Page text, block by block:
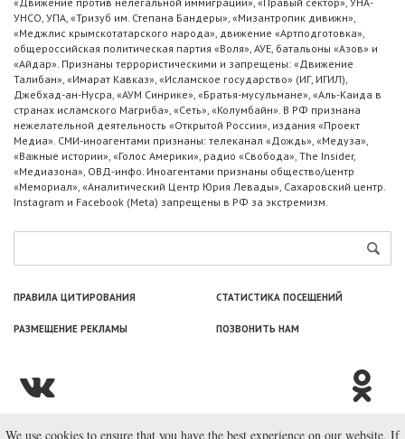
УНСО, УПА, «Тризуб им. Степана Бандеры», «Мизантропик дивижн»,
«Меджлис крымскотатарского народа», движение «Артподготовка»,
общероссийская политическая партия «Воля», АУЕ, батальоны «Азов» и
«Айдар». Признаны террористическими и запрещены: «Движение
Талибан», «Имарат Кавказ», «Исламское государство» (ИГ, ИГИЛ),
Джебхад-ан-Нусра, «АУМ Синрике», «Братья-мусульмане», «Аль-Каида в
странах исламского Магриба», «Сеть», «Колумбайн». В РФ признана
нежелательной деятельность «Открытой России», издания «Проект
Медиа». СМИ-иноагентами признаны: телеканал «Дождь», «Медуза»,
«Важные истории», «Голос Америки», радио «Свобода», The Insider,
«Медиазона», ОВД-инфо. Иноагентами признаны общество/центр
«Мемориал», «Аналитический Центр Юрия Левады», Сахаровский центр.
Instagram и Facebook (Metа) запрещены в РФ за экстремизм.
ПРАВИЛА ЦИТИРОВАНИЯ СТАТИСТИКА ПОСЕЩЕНИЙ
РАЗМЕЩЕНИЕ РЕКЛАМЫ ПОЗВОНИТЬ НАМ
© ООО «Лаборатория Новоcтей», 2003—2026.
We use cookies to ensure that you have the best experience on our website. If